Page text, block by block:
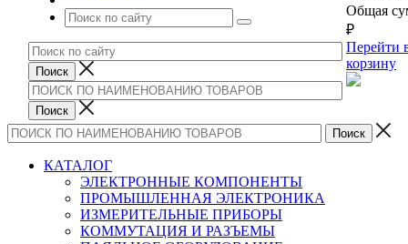
Общая
₽
Перейти
корзину
КАТАЛОГ
ЭЛЕКТРОННЫЕ КОМПОНЕНТЫ
ПРОМЫШЛЕННАЯ ЭЛЕКТРОНИКА
ИЗМЕРИТЕЛЬНЫЕ ПРИБОРЫ
КОММУТАЦИЯ И РАЗЪЕМЫ